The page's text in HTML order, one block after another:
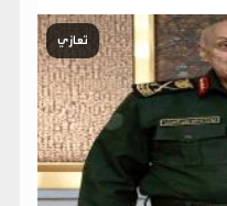
تعازي